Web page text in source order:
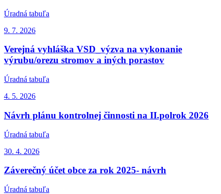
Úradná tabuľa
9. 7. 2026
Verejná vyhláška VSD_výzva na vykonanie
výrubu/orezu stromov a iných porastov
Úradná tabuľa
4. 5. 2026
Návrh plánu kontrolnej činnosti na II.polrok 2026
Úradná tabuľa
30. 4. 2026
Záverečný účet obce za rok 2025- návrh
Úradná tabuľa